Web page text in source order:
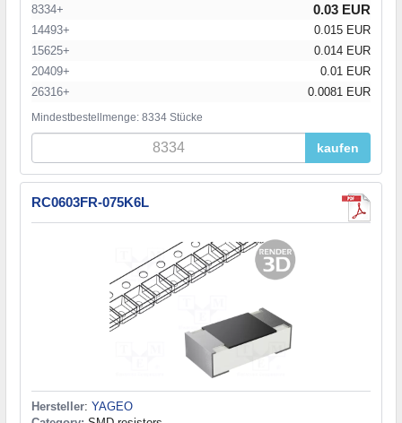
8334+ 0.03 EUR
14493+
0.015 EUR
15625+
0.014 EUR
20409+
0.01 EUR
26316+
0.0081 EUR
Mindestbestellmenge: 8334 Stücke
kaufen
RC0603FR-075K6L
Hersteller: YAGEO